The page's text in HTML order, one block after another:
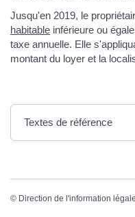
Jusqu'en 2019, le
habitable inférieure ou
taxe annuelle. Elle
montant du loyer et la
Textes de référence
© Direction de l'information